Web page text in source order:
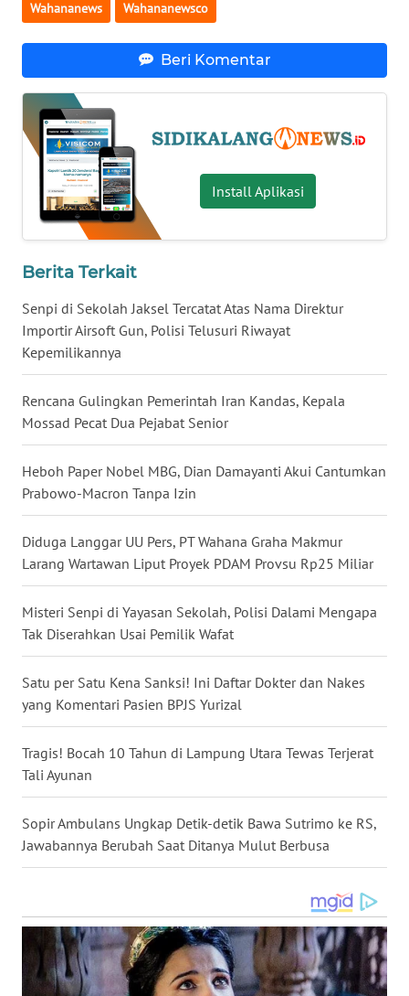
Wahananews Wahananewsco
Beri Komentar
Install Aplikasi
Berita Terkait
Senpi di Sekolah Jaksel Tercatat Atas Nama Direktur
Importir Airsoft Gun, Polisi Telusuri Riwayat
Kepemilikannya
Rencana Gulingkan Pemerintah Iran Kandas, Kepala
Mossad Pecat Dua Pejabat Senior
Heboh Paper Nobel MBG, Dian Damayanti Akui Cantumkan
Prabowo-Macron Tanpa Izin
Diduga Langgar UU Pers, PT Wahana Graha Makmur
Larang Wartawan Liput Proyek PDAM Provsu Rp25 Miliar
Misteri Senpi di Yayasan Sekolah, Polisi Dalami Mengapa
Tak Diserahkan Usai Pemilik Wafat
Satu per Satu Kena Sanksi! Ini Daftar Dokter dan Nakes
yang Komentari Pasien BPJS Yurizal
Tragis! Bocah 10 Tahun di Lampung Utara Tewas Terjerat
Tali Ayunan
Sopir Ambulans Ungkap Detik-detik Bawa Sutrimo ke RS,
Jawabannya Berubah Saat Ditanya Mulut Berbusa
WN
WN
KALSEL
WN
KALTIM
SULSEL
WN
GORONTALO
SULUT
MALUKU
MALUT
WN
DAIRI
WN
DANAU
TOBA
WN
NIAS
LANGKAT
SELATAN
WN
TANJUNG